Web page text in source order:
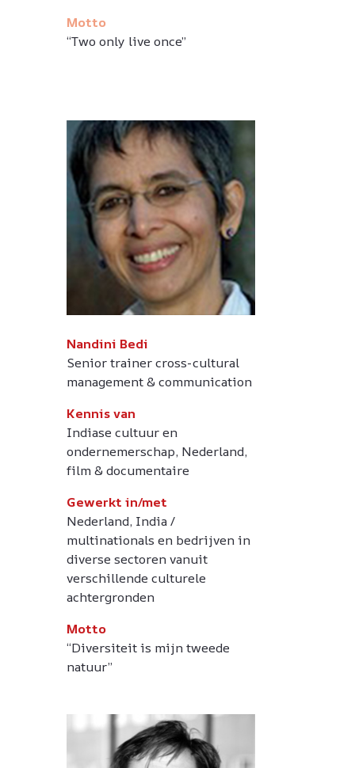
Motto
“Two only live once”
Nandini Bedi
Senior trainer cross-cultural
management & communication
Kennis van
Indiase cultuur en
ondernemerschap, Nederland,
film & documentaire
Gewerkt in/met
Nederland, India /
multinationals en bedrijven in
diverse sectoren vanuit
verschillende culturele
achtergronden
Motto
“Diversiteit is mijn tweede
natuur”